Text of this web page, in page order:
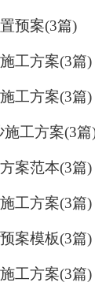
的重心要从“
资源是一回事
当前状态下
后想活得好同
正是文科的核
育观应从选
作为一种选拔
众多考生中选
预案(3篇)
工方案(3篇)
工方案(3篇)
工方案(3篇
案范本(3篇)
工方案(3篇)
案模板(3篇)
工方案(3篇)